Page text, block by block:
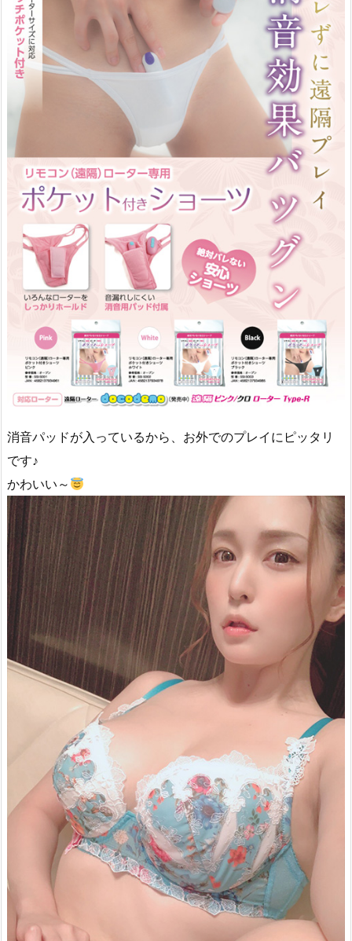
消音パッドが入っているから、お外でのプレイにピッタリ
です♪
かわいい～